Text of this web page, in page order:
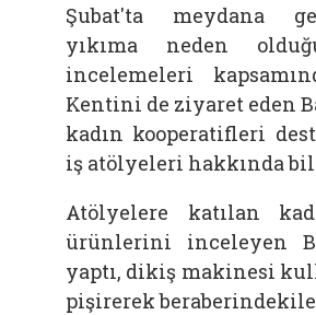
Şubat'ta meydana
yıkıma neden
incelemeleri
Kentini de ziyaret eden
kadın kooperatifleri
iş atölyeleri hakkında
Atölyelere katılan
ürünlerini inceleyen
yaptı, dikiş makinesi
pişirerek